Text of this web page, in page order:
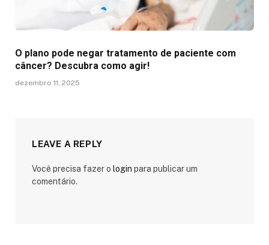
O plano pode negar tratamento de paciente com
câncer? Descubra como agir!
dezembro 11, 2025
LEAVE A REPLY
Você precisa fazer o login para publicar um
comentário.